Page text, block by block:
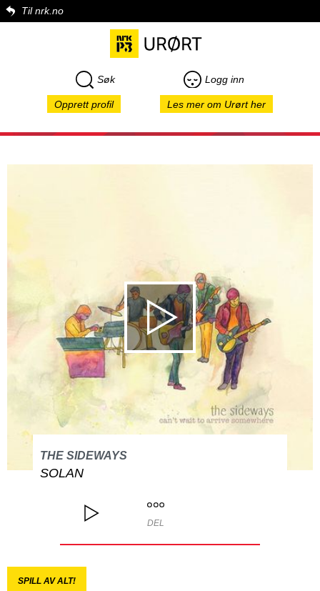
Til nrk.no
Søk Logg inn
Opprett profil Les mer om Urørt her
THE SIDEWAYS
SOLAN
DEL
SPILL AV ALT!